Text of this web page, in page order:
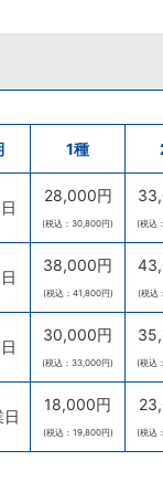
1種
28,000円
(税込：30,800円) (税込
38,000円
(税込：41,800円) (税込
30,000円
(税込：33,000円) (税込
日
18,000円
(税込：19,800円) (税込